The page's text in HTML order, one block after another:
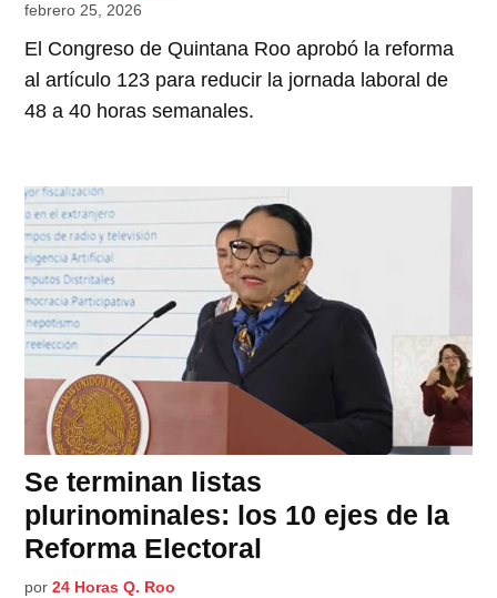
febrero 25, 2026
El Congreso de Quintana Roo aprobó la reforma
al artículo 123 para reducir la jornada laboral de
48 a 40 horas semanales.
Se terminan listas
plurinominales: los 10 ejes de la
Reforma Electoral
por 24 Horas Q. Roo